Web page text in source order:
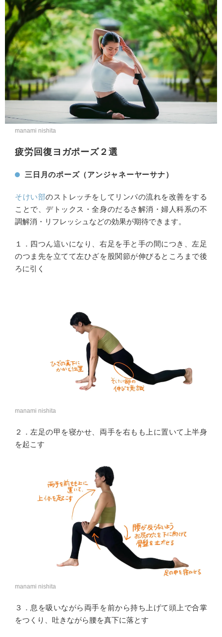
manami nishita
疲労回復ヨガポーズ２選
三日月のポーズ（アンジャネーヤーサナ）
そけい部のストレッチをしてリンパの流れを改善をする
ことで、デトックス・全身のだるさ解消・婦人科系の不
調解消・リフレッシュなどの効果が期待できます。
１．四つん這いになり、右足を手と手の間につき、左足
のつま先を立てて左ひざを股関節が伸びるところまで後
ろに引く
manami nishita
２．左足の甲を寝かせ、両手を右もも上に置いて上半身
を起こす
manami nishita
３．息を吸いながら両手を前から持ち上げて頭上で合掌
をつくり、吐きながら腰を真下に落とす